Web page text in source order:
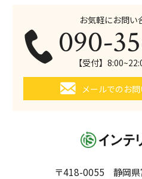
お気軽にお問い
090-
【受付】
メールでのお
〒418-0055 静岡県